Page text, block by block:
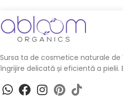
Sursa ta de cosmetice naturale
îngrijire delicată și eficientă a pielii.